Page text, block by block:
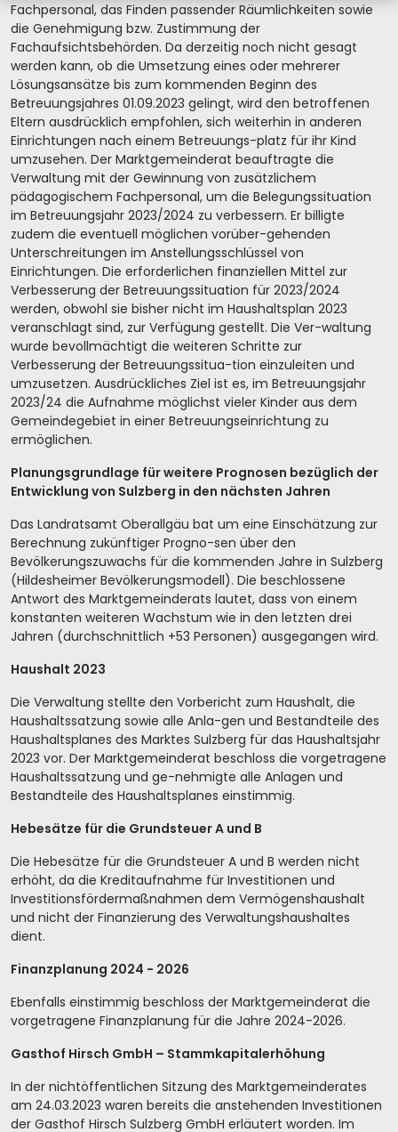
Fachpersonal, das Finden passender Räumlichkeiten sowie
die Genehmigung bzw. Zustimmung der
Fachaufsichtsbehörden. Da derzeitig noch nicht gesagt
werden kann, ob die Umsetzung eines oder mehrerer
Lösungsansätze bis zum kommenden Beginn des
Betreuungsjahres 01.09.2023 gelingt, wird den betroffenen
Eltern ausdrücklich empfohlen, sich weiterhin in anderen
Einrichtungen nach einem Betreuungs-platz für ihr Kind
umzusehen. Der Marktgemeinderat beauftragte die
Verwaltung mit der Gewinnung von zusätzlichem
pädagogischem Fachpersonal, um die Belegungssituation
im Betreuungsjahr 2023/2024 zu verbessern. Er billigte
zudem die eventuell möglichen vorüber-gehenden
Unterschreitungen im Anstellungsschlüssel von
Einrichtungen. Die erforderlichen finanziellen Mittel zur
Verbesserung der Betreuungssituation für 2023/2024
werden, obwohl sie bisher nicht im Haushaltsplan 2023
veranschlagt sind, zur Verfügung gestellt. Die Ver-waltung
wurde bevollmächtigt die weiteren Schritte zur
Verbesserung der Betreuungssitua-tion einzuleiten und
umzusetzen. Ausdrückliches Ziel ist es, im Betreuungsjahr
2023/24 die Aufnahme möglichst vieler Kinder aus dem
Gemeindegebiet in einer Betreuungseinrichtung zu
ermöglichen.
Planungsgrundlage für weitere Prognosen bezüglich der
Entwicklung von Sulzberg in den nächsten Jahren
Das Landratsamt Oberallgäu bat um eine Einschätzung zur
Berechnung zukünftiger Progno-sen über den
Bevölkerungszuwachs für die kommenden Jahre in Sulzberg
(Hildesheimer Bevölkerungsmodell). Die beschlossene
Antwort des Marktgemeinderats lautet, dass von einem
konstanten weiteren Wachstum wie in den letzten drei
Jahren (durchschnittlich +53 Personen) ausgegangen wird.
Haushalt 2023
Die Verwaltung stellte den Vorbericht zum Haushalt, die
Haushaltssatzung sowie alle Anla-gen und Bestandteile des
Haushaltsplanes des Marktes Sulzberg für das Haushaltsjahr
2023 vor. Der Marktgemeinderat beschloss die vorgetragene
Haushaltssatzung und ge-nehmigte alle Anlagen und
Bestandteile des Haushaltsplanes einstimmig.
Hebesätze für die Grundsteuer A und B
Die Hebesätze für die Grundsteuer A und B werden nicht
erhöht, da die Kreditaufnahme für Investitionen und
Investitionsfördermaßnahmen dem Vermögenshaushalt
und nicht der Finanzierung des Verwaltungshaushaltes
dient.
Finanzplanung 2024 - 2026
Ebenfalls einstimmig beschloss der Marktgemeinderat die
vorgetragene Finanzplanung für die Jahre 2024-2026.
Gasthof Hirsch GmbH – Stammkapitalerhöhung
In der nichtöffentlichen Sitzung des Marktgemeinderates
am 24.03.2023 waren bereits die anstehenden Investitionen
der Gasthof Hirsch Sulzberg GmbH erläutert worden. Im